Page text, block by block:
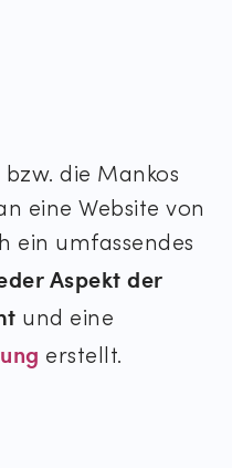
die Mankos
eine Website von
ein umfassendes
Aspekt der
und eine
erstellt.